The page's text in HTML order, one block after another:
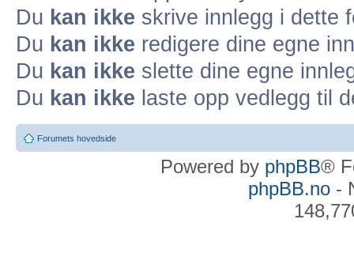
Du kan ikke skrive innlegg i dette
Du kan ikke redigere dine egne
Du kan ikke slette dine egne
Du kan ikke laste opp vedlegg til
Forumets hovedside
Powered by phpBB®
phpBB.no-